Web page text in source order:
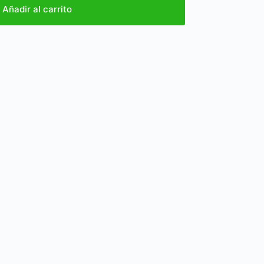
Añadir al carrito